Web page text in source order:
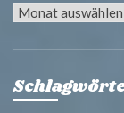
Archiv